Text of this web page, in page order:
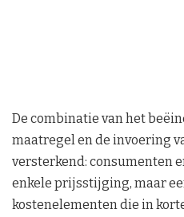
De combinatie van het
maatregel en de invoering
versterkend: consumenten
enkele prijsstijging, maar
kostenelementen die in